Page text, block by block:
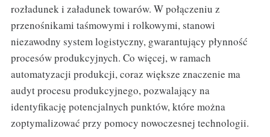
rozładunek i załadunek towarów. W połączeniu z
przenośnikami taśmowymi i rolkowymi, stanowi
niezawodny system logistyczny, gwarantujący płynność
procesów produkcyjnych. Co więcej, w ramach
automatyzacji produkcji, coraz większe znaczenie ma
audyt procesu produkcyjnego, pozwalający na
identyfikację potencjalnych punktów, które można
zoptymalizować przy pomocy nowoczesnej technologii.